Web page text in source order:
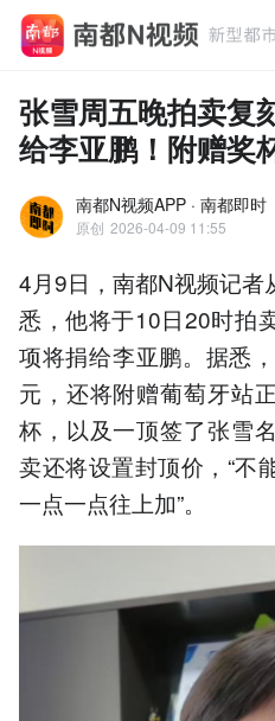
张雪周五晚拍卖复
给李亚鹏！附赠奖
南都N视频APP · 南都即时
原创 2026-04-09 11:55
4月9日，南都N视频记者
悉，他将于10日20时拍
项将捐给李亚鹏。据悉
元，还将附赠葡萄牙站
杯，以及一顶签了张雪
卖还将设置封顶价，“不
一点一点往上加”。